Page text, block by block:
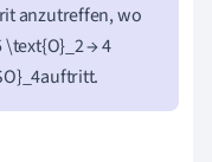
anzutreffen, wo
\text{O}_2 → 4